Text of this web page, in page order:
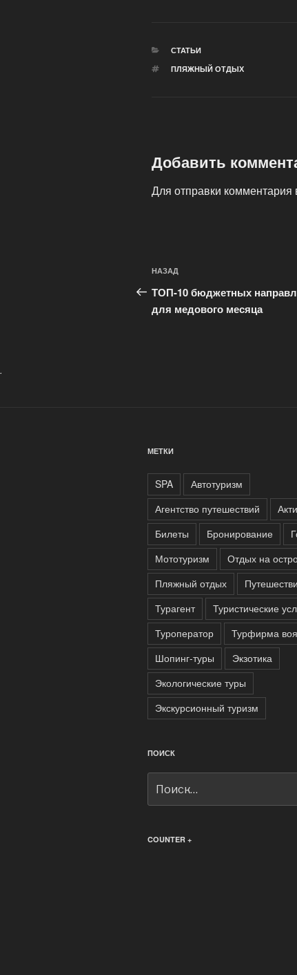
РУБРИКИ
СТАТЬИ
МЕТКИ
ПЛЯЖНЫЙ ОТДЫХ
Добавить
Для отправки
Навигация
по
записям
Предыдущая
запись:
НАЗАД
ТОП-10 бюджетных
для медового месяца
.
МЕТКИ
SPA
Автотуризм
Агентство путешествий
Билеты
Бронирование
Мототуризм
Отдых на
Пляжный отдых
Турагент
Туристические
Туроператор
Турфирма
Шопинг-туры
Экзотика
Экологические туры
Экскурсионный туризм
ПОИСК
COUNTER +